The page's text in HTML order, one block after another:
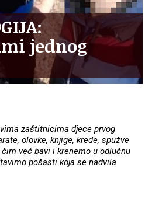
jednog
zaštitnicima djece prvog
olovke, knjige, krede, spužve
već bavi i krenemo u odlučnu
pošasti koja se nadvila